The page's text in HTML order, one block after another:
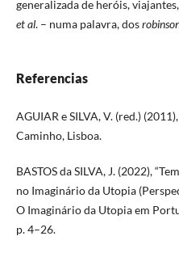
generalizada de heróis,
et al. – numa palavra, dos
Referencias
AGUIAR e SILVA, V. (red.)
Caminho, Lisboa.
BASTOS da SILVA, J. (2022),
no Imaginário da Utopia
O Imaginário da Utopia em
p. 4–26.